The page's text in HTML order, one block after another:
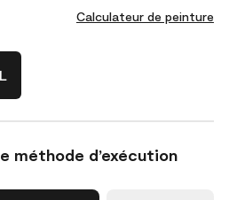
Calculateur de peinture
méthode d’exécution